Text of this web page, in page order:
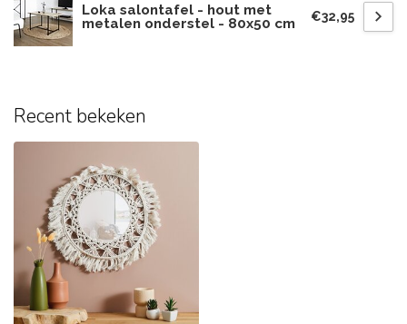
Loka salontafel - hout met
metalen onderstel - 80x50 cm
€32,95
Recent bekeken